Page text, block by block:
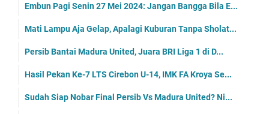
Embun Pagi Senin 27 Mei 2024: Jangan Bangga Bila E...
Mati Lampu Aja Gelap, Apalagi Kuburan Tanpa Sholat...
Persib Bantai Madura United, Juara BRI Liga 1 di D...
Hasil Pekan Ke-7 LTS Cirebon U-14, IMK FA Kroya Se...
Sudah Siap Nobar Final Persib Vs Madura United? Ni...